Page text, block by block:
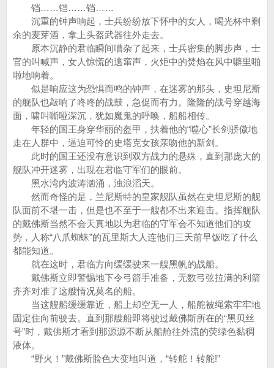
铛……铛……铛……
沉重的钟声响起，士兵纷纷放下怀中的女人，喝光杯中剩
余的麦芽酒，拿上头盔武器往外走去。
原本沉静的君临瞬间嘈杂了起来，士兵密集的脚步声，士
官的叫喊声，女人惊慌的逃窜声，火炬中的焚焰在风中噼里啪
啦地响着。
似是响应这为恐惧而鸣的钟声，在迷雾的那头，史坦尼斯
的舰队也敲响了咚咚的战鼓，急促而有力。隆隆的战号穿越海
面，啸叫嘶哑深沉，犹如魔鬼的呼唤，船船相传。
年轻的国王身穿华丽的盔甲，扶着他的“噬心”长剑骄傲地
走在人群中，逼迫可怜的史塔克女孩亲吻他的新剑。
此时的国王还没有意识到双方战力的悬殊，直到那庞大的
舰队冲开迷雾，出现在君临守军们的眼前。
黑水湾内波涛汹涌，浊浪滔天。
然而奇怪的是，兰尼斯特的皇家舰队虽然在史坦尼斯的舰
队面前不堪一击，但是也不至于一艘都不出来迎击。指挥舰队
的戴佛斯当然不会天真地以为君临的守军会不知道他们的攻
势，人称“八爪蜘蛛”的瓦里斯大人连他们三天前早饭吃了什么
都能知道。
就在这时，君临方向缓缓驶来一艘黑帆的战船。
戴佛斯立即警惕地下令弓箭手准备，无数弓弦拉满的利箭
齐齐对准了这艘情况莫名的船。
当这艘船缓缓靠近，船上却空无一人，船舵被绳索牢牢地
固定住向前驶去。直到那艘船即将驶过戴佛斯所在的“黑贝丝
号”时，戴佛斯才看到那源源不断从船舱往外流的荧绿色黏稠
液体。
“野火！”戴佛斯脸色大变地叫道，“转舵！转舵!”